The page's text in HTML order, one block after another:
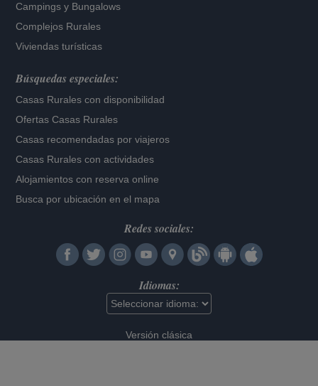
Campings y Bungalows
Complejos Rurales
Viviendas turísticas
Búsquedas especiales:
Casas Rurales con disponibilidad
Ofertas Casas Rurales
Casas recomendadas por viajeros
Casas Rurales con actividades
Alojamientos con reserva online
Busca por ubicación en el mapa
Redes sociales:
Idiomas:
Versión clásica